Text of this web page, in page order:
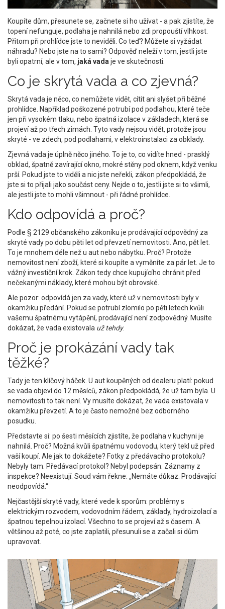
Koupíte dům, přesunete se, začnete si ho užívat - a pak zjistíte, že
topení nefunguje, podlaha je nahnilá nebo zdi propouští vlhkost.
Přitom při prohlídce jste to neviděli. Co teď? Můžete si vyžádat
náhradu? Nebo jste na to sami? Odpověď neleží v tom, jestli jste
byli opatrní, ale v tom, jaká vada je ve skutečnosti.
Co je skrytá vada a co zjevná?
Skrytá vada je něco, co nemůžete vidět, cítit ani slyšet při běžné
prohlídce. Například poškozené potrubí pod podlahou, které teče
jen při vysokém tlaku, nebo špatná izolace v základech, která se
projeví až po třech zimách. Tyto vady nejsou vidět, protože jsou
skryté - ve zdech, pod podlahami, v elektroinstalaci za obklady.
Zjevná vada je úplně něco jiného. To je to, co vidíte hned - prasklý
obklad, špatně zavírající okno, mokré stěny pod oknem, když venku
prší. Pokud jste to viděli a nic jste neřekli, zákon předpokládá, že
jste si to přijali jako součást ceny. Nejde o to, jestli jste si to všimli,
ale jestli jste to mohli všimnout - při řádné prohlídce.
Kdo odpovídá a proč?
Podle § 2129 občanského zákoníku je prodávající odpovědný za
skryté vady po dobu pěti let od převzetí nemovitosti. Ano, pět let.
To je mnohem déle než u aut nebo nábytku. Proč? Protože
nemovitost není zboží, které si koupíte a vyměníte za pár let. Je to
vážný investiční krok. Zákon tedy chce kupujícího chránit před
nečekanými náklady, které mohou být obrovské.
Ale pozor: odpovídá jen za vady, které už v nemovitosti byly v
okamžiku předání. Pokud se potrubí zlomilo po pěti letech kvůli
vašemu špatnému vytápění, prodávající není zodpovědný. Musíte
dokázat, že vada existovala už tehdy.
Proč je prokázání vady tak
těžké?
Tady je ten klíčový háček. U aut koupěných od dealeru platí: pokud
se vada objeví do 12 měsíců, zákon předpokládá, že už tam byla. U
nemovitosti to tak není. Vy musíte dokázat, že vada existovala v
okamžiku převzetí. A to je často nemožné bez odborného
posudku.
Představte si: po šesti měsících zjistíte, že podlaha v kuchyni je
nahnilá. Proč? Možná kvůli špatnému vodovodu, který tekl už před
vaší koupí. Ale jak to dokážete? Fotky z předávacího protokolu?
Nebyly tam. Předávací protokol? Nebyl podepsán. Záznamy z
inspekce? Neexistují. Soud vám řekne: „Nemáte důkaz. Prodávající
neodpovídá.“
Nejčastější skryté vady, které vede k sporům: problémy s
elektrickým rozvodem, vodovodním řádem, základy, hydroizolací a
špatnou tepelnou izolací. Všechno to se projeví až s časem. A
většinou až poté, co jste zaplatili, přesunuli se a začali si dům
upravovat.